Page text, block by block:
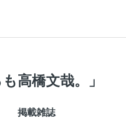
高橋文哉。」
掲載雑誌